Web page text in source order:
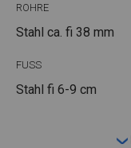
ROHRE
Stahl ca. fi 38 mm
FUSS
Stahl fi 6-9 cm